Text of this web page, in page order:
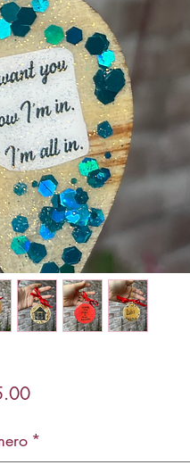
Price
*